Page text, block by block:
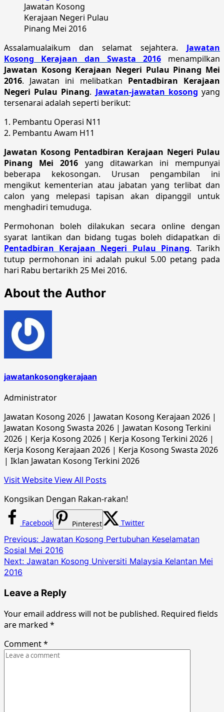
Jawatan Kosong
Kerajaan Negeri Pulau
Pinang Mei 2016
Assalamualaikum dan selamat sejahtera. Jawatan
Kosong Kerajaan dan Swasta 2016 menampilkan
Jawatan Kosong Kerajaan Negeri Pulau Pinang Mei
2016. Jawatan ini melibatkan Pentadbiran Kerajaan
Negeri Pulau Pinang. Jawatan-jawatan kosong yang
tersenarai adalah seperti berikut:
1. Pembantu Operasi N11
2. Pembantu Awam H11
Jawatan Kosong Pentadbiran Kerajaan Negeri Pulau
Pinang Mei 2016 yang ditawarkan ini mempunyai
beberapa kekosongan. Urusan pengambilan ini
mengikut kementerian atau jabatan yang terlibat dan
calon yang melepasi tapisan akan dipanggil untuk
menghadiri temuduga.
Permohonan boleh dilakukan secara online dengan
syarat lantikan dan bidang tugas boleh didapatkan di
Pentadbiran Kerajaan Negeri Pulau Pinang. Tarikh
tutup permohonan ini adalah pukul 5.00 petang pada
hari Rabu bertarikh 25 Mei 2016.
About the Author
jawatankosongkerajaan
Administrator
Jawatan Kosong 2026 | Jawatan Kosong Kerajaan 2026 |
Jawatan Kosong Swasta 2026 | Jawatan Kosong Terkini
2026 | Kerja Kosong 2026 | Kerja Kosong Terkini 2026 |
Kerja Kosong Kerajaan 2026 | Kerja Kosong Swasta 2026
| Iklan Jawatan Kosong Terkini 2026
Visit WebsiteView All Posts
Kongsikan Dengan Rakan-rakan!
Facebook Pinterest Twitter
Post
navigation
Previous: Jawatan Kosong Pertubuhan Keselamatan
Sosial Mei 2016
Next: Jawatan Kosong Universiti Malaysia Kelantan Mei
2016
Leave a Reply
Your email address will not be published. Required fields
are marked *
Comment*